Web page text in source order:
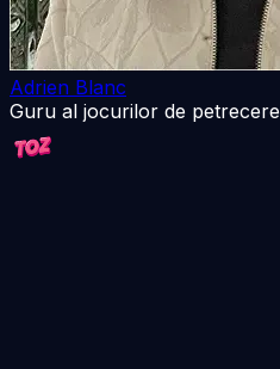
Adrien Blanc
Guru al jocurilor de petrecere